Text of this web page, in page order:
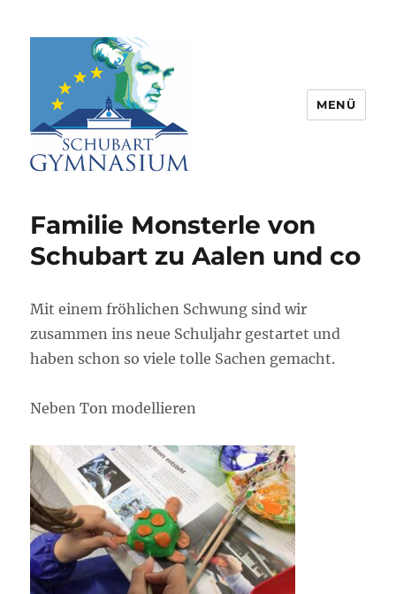
Partnerschule für Europa |
Rombacherstr. 30 | 73430 Aalen
MENÜ
Familie Monsterle von
Schubart zu Aalen und co
Mit einem fröhlichen Schwung sind wir
zusammen ins neue Schuljahr gestartet und
haben schon so viele tolle Sachen gemacht.
Neben Ton modellieren